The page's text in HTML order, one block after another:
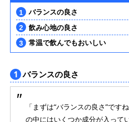
バランスの良さ
飲み心地の良さ
常温で飲んでもおいしい
1 バランスの良さ
「まずは“バランスの良さ”です
の中にはいくつか成分が入って